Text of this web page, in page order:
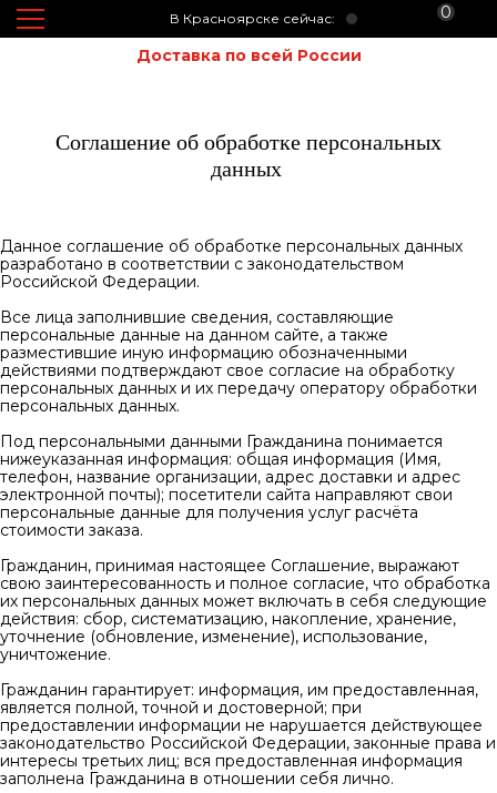
В Красноярске сейчас: 0
Доставка по всей России
Соглашение об обработке персональных
данных
Данное соглашение об обработке персональных данных
разработано в соответствии с законодательством
Российской Федерации.
Все лица заполнившие сведения, составляющие
персональные данные на данном сайте, а также
разместившие иную информацию обозначенными
действиями подтверждают свое согласие на обработку
персональных данных и их передачу оператору обработки
персональных данных.
Под персональными данными Гражданина понимается
нижеуказанная информация: общая информация (Имя,
телефон, название организации, адрес доставки и адрес
электронной почты); посетители сайта направляют свои
персональные данные для получения услуг расчёта
стоимости заказа.
Гражданин, принимая настоящее Соглашение, выражают
свою заинтересованность и полное согласие, что обработка
их персональных данных может включать в себя следующие
действия: сбор, систематизацию, накопление, хранение,
уточнение (обновление, изменение), использование,
уничтожение.
Гражданин гарантирует: информация, им предоставленная,
является полной, точной и достоверной; при
предоставлении информации не нарушается действующее
законодательство Российской Федерации, законные права и
интересы третьих лиц; вся предоставленная информация
заполнена Гражданина в отношении себя лично.